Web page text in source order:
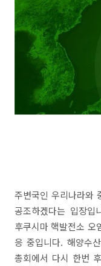
주변국인 우리나라와
공조하겠다는 입장입
후쿠시마 핵발전소 오
응 중입니다. 해양수
총회에서 다시 한번